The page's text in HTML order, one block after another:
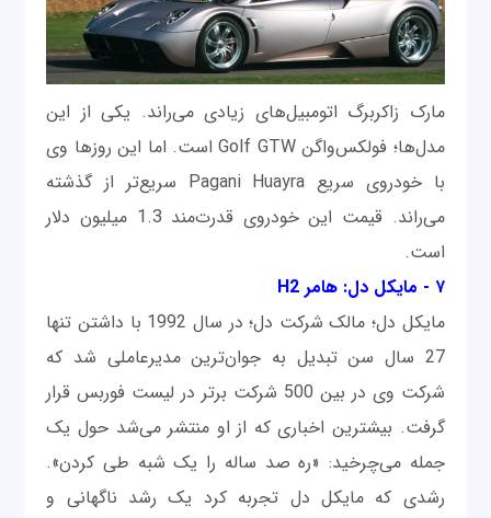
مارک زاکربرگ اتومبیل‌های زیادی می‌راند. یکی از این
مدل‌ها؛ فولکس‌واگن Golf GTW است. اما این روزها وی
با خودروی سریع Pagani Huayra سریع‌تر از گذشته
می‌راند. قیمت این خودروی قدرت‌مند 1.3 میلیون دلار
است.
۷ - مایکل دل: هامر H2
مایکل دل؛ مالک شرکت دل؛ در سال 1992 با داشتن تنها
27 سال سن تبدیل به جوان‌ترین مدیرعاملی شد که
شرکت وی در بین 500 شرکت برتر در لیست فوربس قرار
گرفت. بیشترین اخباری که از او منتشر می‌شد حول یک
جمله می‌چرخید: «ره صد ساله را یک شبه طی کردن».
رشدی که مایکل دل تجربه کرد یک رشد ناگهانی و